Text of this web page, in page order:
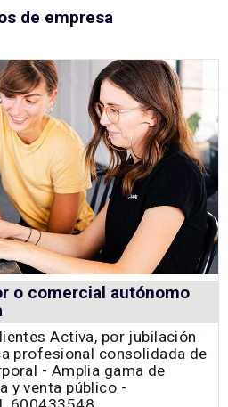
de empresa
o comercial autónomo
Activa, por jubilación
profesional consolidada de
- Amplia gama de
y venta público -